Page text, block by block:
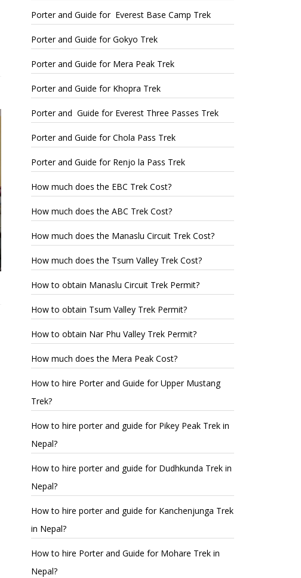
Porter and Guide for Everest Base Camp Trek
Porter and Guide for Gokyo Trek
Porter and Guide for Mera Peak Trek
Porter and Guide for Khopra Trek
Porter and Guide for Everest Three Passes Trek
Porter and Guide for Chola Pass Trek
Porter and Guide for Renjo la Pass Trek
How much does the EBC Trek Cost?
How much does the ABC Trek Cost?
How much does the Manaslu Circuit Trek Cost?
How much does the Tsum Valley Trek Cost?
How to obtain Manaslu Circuit Trek Permit?
How to obtain Tsum Valley Trek Permit?
How to obtain Nar Phu Valley Trek Permit?
How much does the Mera Peak Cost?
How to hire Porter and Guide for Upper Mustang
Trek?
How to hire porter and guide for Pikey Peak Trek in
Nepal?
How to hire porter and guide for Dudhkunda Trek in
Nepal?
How to hire porter and guide for Kanchenjunga Trek
in Nepal?
How to hire Porter and Guide for Mohare Trek in
Nepal?